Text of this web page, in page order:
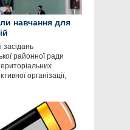
навчання для
засідань
районної ради
організації,